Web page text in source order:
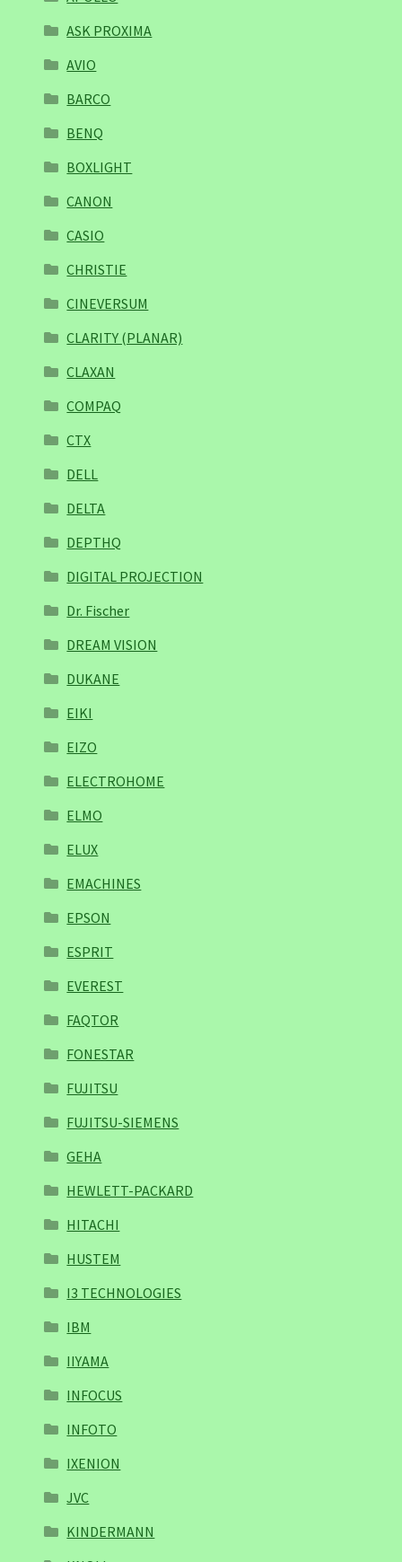
ASK PROXIMA
AVIO
BARCO
BENQ
BOXLIGHT
CANON
CASIO
CHRISTIE
CINEVERSUM
CLARITY (PLANAR)
CLAXAN
COMPAQ
CTX
DELL
DELTA
DEPTHQ
DIGITAL PROJECTION
Dr. Fischer
DREAM VISION
DUKANE
EIKI
EIZO
ELECTROHOME
ELMO
ELUX
EMACHINES
EPSON
ESPRIT
EVEREST
FAQTOR
FONESTAR
FUJITSU
FUJITSU-SIEMENS
GEHA
HEWLETT-PACKARD
HITACHI
HUSTEM
I3 TECHNOLOGIES
IBM
IIYAMA
INFOCUS
INFOTO
IXENION
JVC
KINDERMANN